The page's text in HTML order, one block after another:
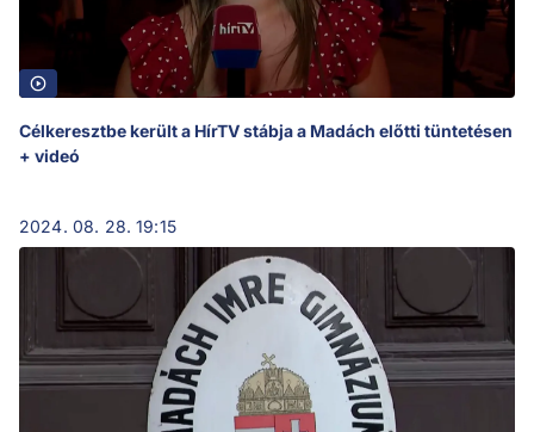
Célkeresztbe került a HírTV stábja a Madách előtti tüntetésen
+ videó
2024. 08. 28. 19:15